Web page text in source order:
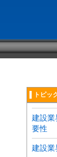
▌トピッ
建設業
要性
建設業